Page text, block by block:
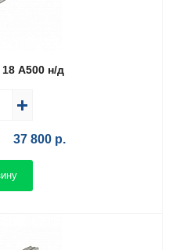
А500 н/д
37 800р.